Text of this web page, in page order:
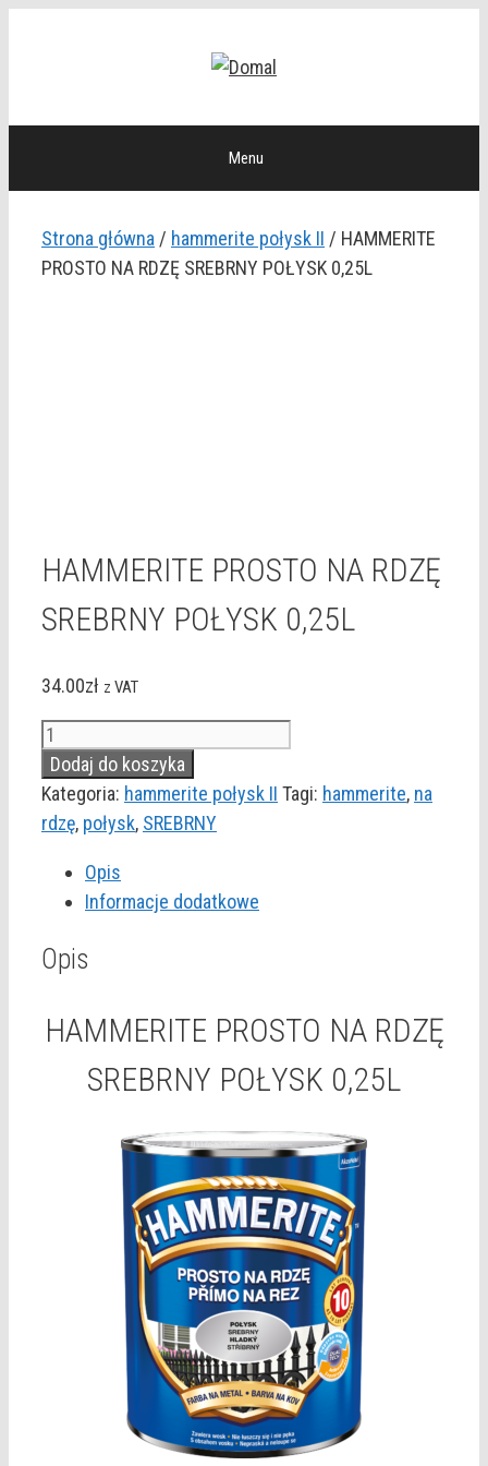
Menu
Strona główna / hammerite połysk II / HAMMERITE
PROSTO NA RDZĘ SREBRNY POŁYSK 0,25L
HAMMERITE PROSTO NA RDZĘ
SREBRNY POŁYSK 0,25L
34.00zł z VAT
ilość
HAMMERITE
PROSTO
NA
SREBRNY
POŁYSK
Dodaj do koszyka
Kategoria: hammerite połysk II Tagi: hammerite, na
rdzę, połysk, SREBRNY
Opis
Informacje dodatkowe
Opis
HAMMERITE PROSTO NA RDZĘ
SREBRNY POŁYSK 0,25L